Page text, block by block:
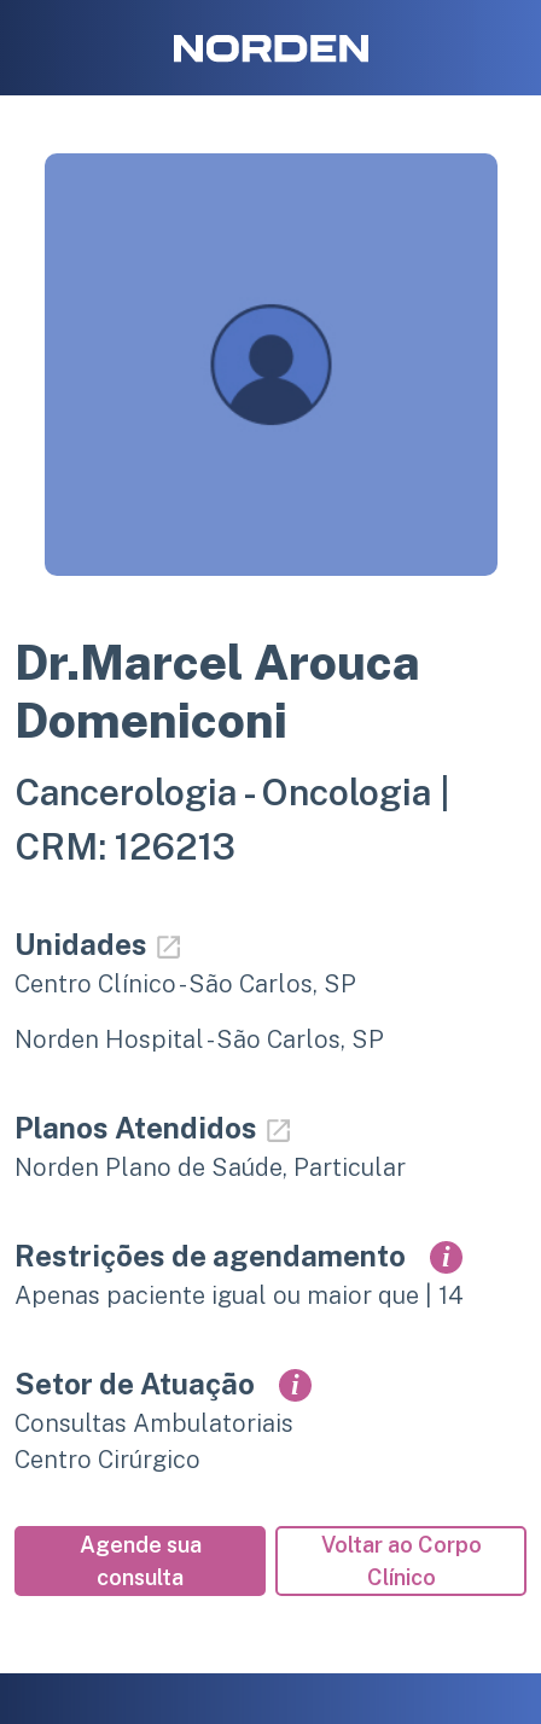
Dr.Marcel Arouca
Domeniconi
Cancerologia - Oncologia |
CRM: 126213
Unidades
Centro Clínico - São Carlos, SP
Norden Hospital - São Carlos, SP
Planos Atendidos
Norden Plano de Saúde, Particular
Restrições de agendamento i
Apenas paciente igual ou maior que | 14
Setor de Atuação i
Consultas Ambulatoriais
Centro Cirúrgico
Agende sua
consulta
Voltar ao Corpo
Clínico